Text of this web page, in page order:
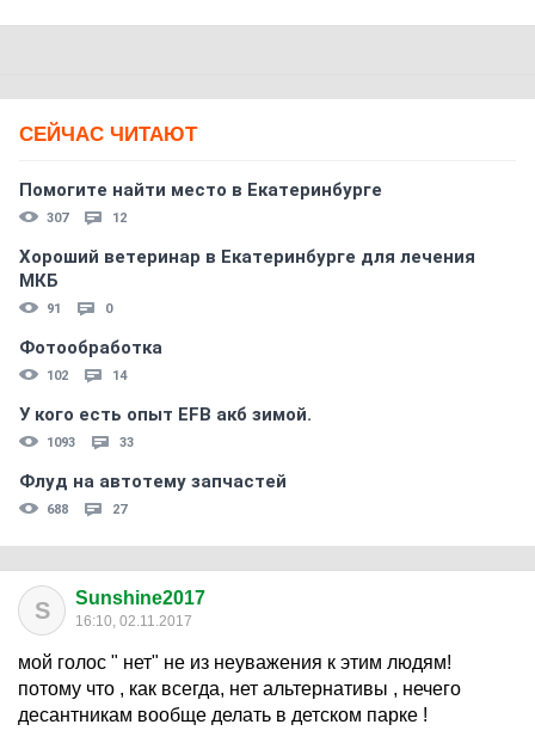
СЕЙЧАС ЧИТАЮТ
Помогите найти место в Екатеринбурге
307 12
Хороший ветеринар в Екатеринбурге для лечения
МКБ
91 0
Фотообработка
102 14
У кого есть опыт EFB акб зимой.
1093 33
Флуд на автотему запчастей
688 27
S Sunshine2017
16:10, 02.11.2017
мой голос " нет" не из неуважения к этим людям!
потому что , как всегда, нет альтернативы , нечего
десантникам вообще делать в детском парке !